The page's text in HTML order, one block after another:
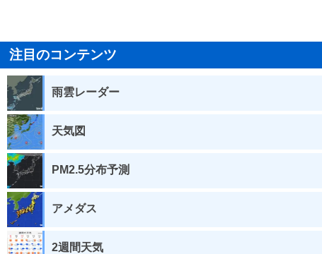
注目のコンテンツ
雨雲レーダー
天気図
PM2.5分布予測
アメダス
2週間天気